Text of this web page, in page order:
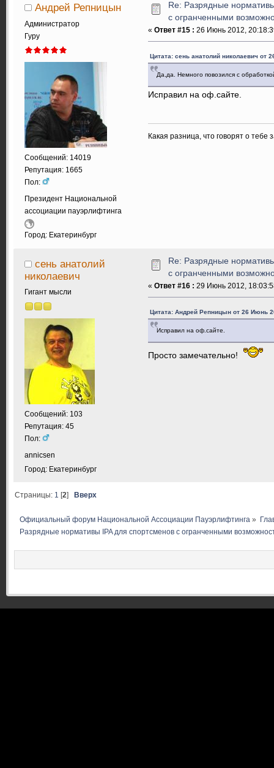
Андрей Репницын
Администратор
Гуру
Сообщений: 14019
Репутация: 1665
Пол:
Президент Национальной
ассоциации пауэрлифтинга
Город: Екатеринбург
Re: Разрядные
с огранченными
« Ответ #15 : 26 Июнь 2012,
Цитата: сень анатолий николаевич от
Да,да. Немного повозился с
Исправил на оф.сайте.
Какая разница, что говорят о
сень анатолий
николаевич
Гигант мысли
Сообщений: 103
Репутация: 45
Пол:
annicsen
Город: Екатеринбург
Re: Разрядные
с огранченными
« Ответ #16 : 29 Июнь 2012,
Цитата: Андрей Репницын от 26 Июнь
Исправил на оф.сайте.
Просто замечательно!
Страницы: 1 [2] Вверх
Официальный форум Национальной Ассоциации Пауэрлифтинга »
Разрядные нормативы IPA для спортсменов с огранченными